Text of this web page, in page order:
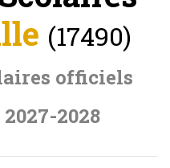
(17490)
officiels
2028